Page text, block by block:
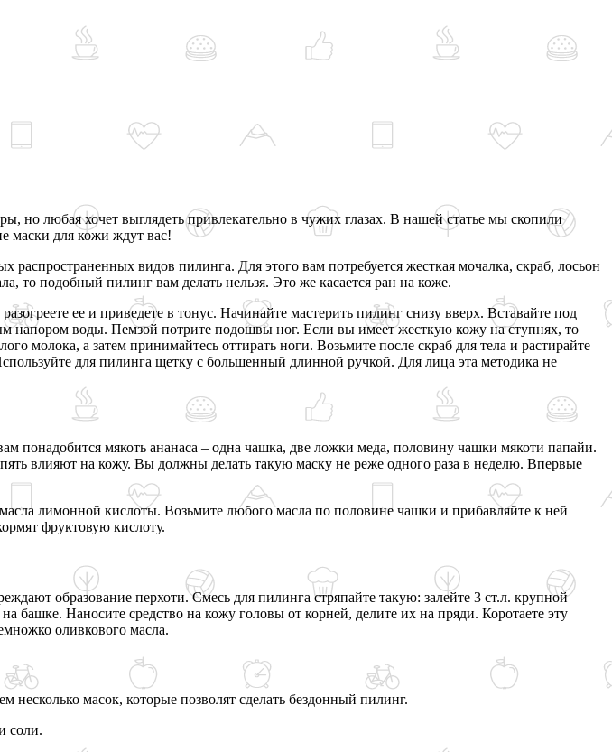
но любая хочет выглядеть привлекательно в чужих глазах. В нашей статье мы скопили
маски для кожи ждут вас!
видов пилинга. Для этого вам потребуется жесткая мочалка, скраб, лосьон
то подобный пилинг вам делать нельзя. Это же касается ран на коже.
ее и приведете в тонус. Начинайте мастерить пилинг снизу вверх. Вставайте под
напором воды. Пемзой потрите подошвы ног. Если вы имеет жесткую кожу на ступнях, то
молока, а затем принимайтесь оттирать ноги. Возьмите после скраб для тела и растирайте
для пилинга щетку с большенный длинной ручкой. Для лица эта методика не
понадобится мякоть ананаса – одна чашка, две ложки меда, половину чашки мякоти папайи.
влияют на кожу. Вы должны делать такую маску не реже одного раза в неделю. Впервые
лимонной кислоты. Возьмите любого масла по половине чашки и прибавляйте к ней
фруктовую кислоту.
образование перхоти. Смесь для пилинга стряпайте такую: залейте 3 ст.л. крупной
Наносите средство на кожу головы от корней, делите их на пряди. Коротаете эту
оливкового масла.
масок, которые позволят сделать бездонный пилинг.
соли.